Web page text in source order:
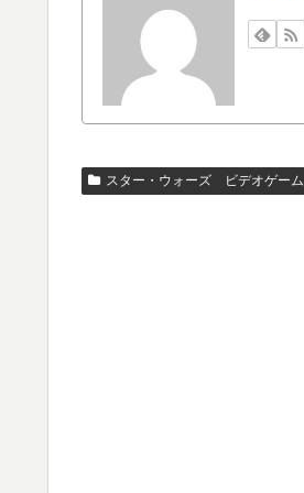
スター・ウォーズ ビデオゲーム